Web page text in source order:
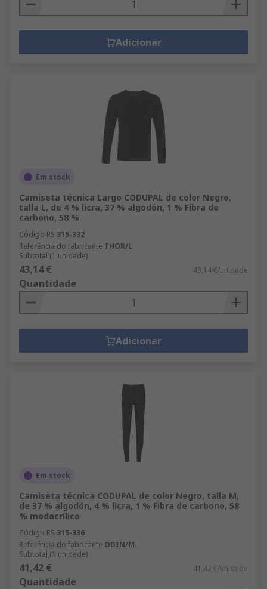
Adicionar
Em stock
Camiseta técnica Largo CODUPAL de color Negro,
talla L, de 4 % licra, 37 % algodón, 1 % Fibra de
carbono, 58 %
Código RS 315-332
Referência do fabricante THOR/L
Subtotal (1 unidade)
43,14 € 43,14 €/unidade
Quantidade
Adicionar
Em stock
Camiseta técnica CODUPAL de color Negro, talla M,
de 37 % algodón, 4 % licra, 1 % Fibra de carbono, 58
% modacrílico
Código RS 315-336
Referência do fabricante ODIN/M
Subtotal (1 unidade)
41,42 € 41,42 €/unidade
Quantidade